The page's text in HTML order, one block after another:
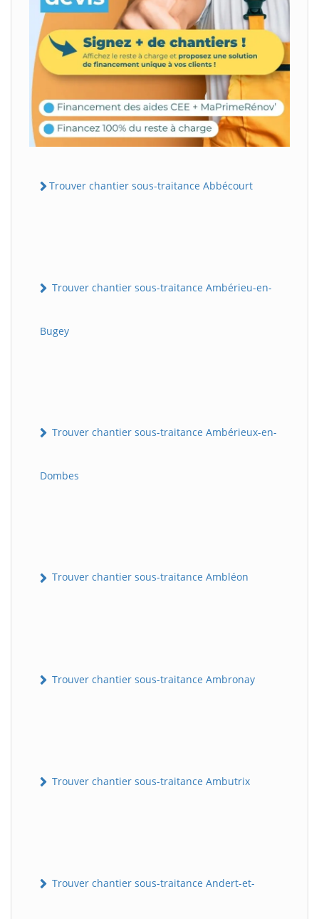
Trouver chantier sous-traitance Abbécourt
Trouver chantier sous-traitance Ambérieu-en-
Bugey
Trouver chantier sous-traitance Ambérieux-en-
Dombes
Trouver chantier sous-traitance Ambléon
Trouver chantier sous-traitance Ambronay
Trouver chantier sous-traitance Ambutrix
Trouver chantier sous-traitance Andert-et-